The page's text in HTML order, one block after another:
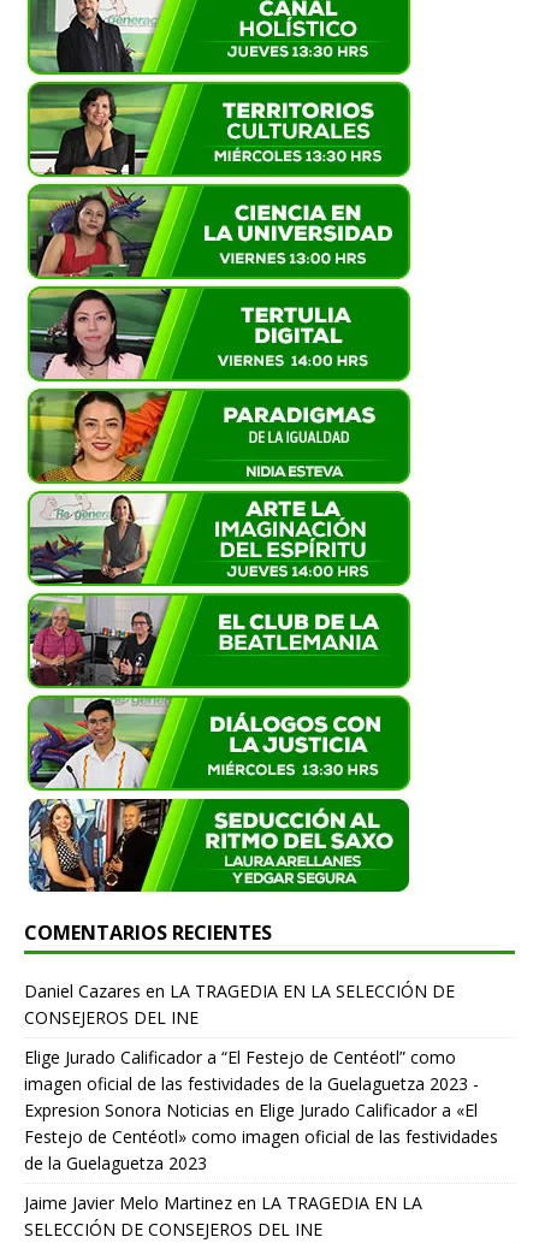
COMENTARIOS RECIENTES
Daniel Cazares en LA TRAGEDIA EN LA SELECCIÓN DE
CONSEJEROS DEL INE
Elige Jurado Calificador a “El Festejo de Centéotl” como
imagen oficial de las festividades de la Guelaguetza 2023 -
Expresion Sonora Noticias en Elige Jurado Calificador a «El
Festejo de Centéotl» como imagen oficial de las festividades
de la Guelaguetza 2023
Jaime Javier Melo Martinez en LA TRAGEDIA EN LA
SELECCIÓN DE CONSEJEROS DEL INE